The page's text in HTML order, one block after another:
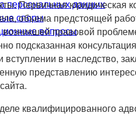
персональных данных
споры
вопросы
Первичная юридическая
объема предстоящей
правовой
подсказанная
вступлении в наследство,
представлению
квалифицированного